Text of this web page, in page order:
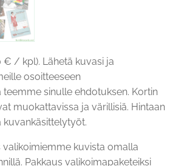
€ / kpl). Lähetä kuvasi ja
osoitteeseen
teemme sinulle ehdotuksen. Kortin
muokattavissa ja värillisiä. Hintaan
kuvista omalla
Pakkaus valikoimapaketeiksi